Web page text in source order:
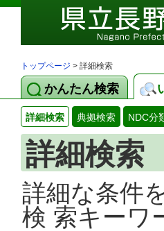
トップページ > 詳細検索
かんたん検索
詳細検索 典拠検索 NDC分
詳細検索
詳細な条件
検 索キーワ